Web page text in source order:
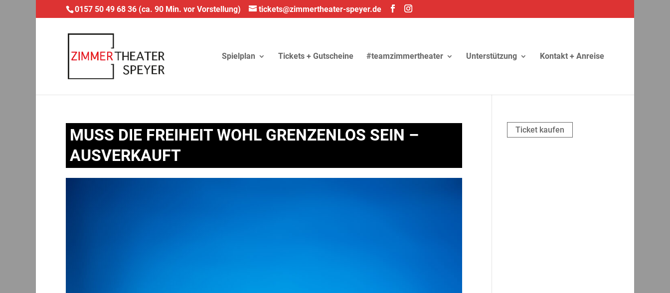
0157 50 49 68 36 (ca. 90 Min. vor Vorstellung) tickets@zimmertheater-speyer.de
Spielplan Tickets + Gutscheine #teamzimmertheater Unterstützung Kontakt + Anreise
MUSS DIE FREIHEIT WOHL GRENZENLOS SEIN –
AUSVERKAUFT
Ticket kaufen